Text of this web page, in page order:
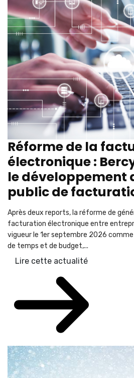
Réforme de la
électronique :
le développement
public de
Après deux reports, la réforme de
facturation électronique entre
vigueur le 1er septembre 2026
de temps et de budget,...
Lire cette actualité